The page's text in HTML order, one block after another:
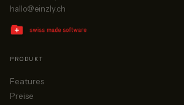
hallo@einzly.ch
PRODUKT
Features
Preise